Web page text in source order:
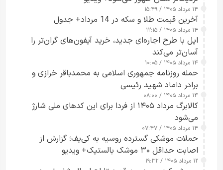
۱۴ مرداد ۱۴۰۵ / ۱۵:۴۹
آخرین قیمت طلا و سکه در 14 مرداد+ جدول
۱۴ مرداد ۱۴۰۵ / ۱۲:۱۵
اپل با طرح اجاره‌ای جدید، خرید آیفون‌های گران‌تر را
آسان‌تر می‌کند
۱۴ مرداد ۱۴۰۵ / ۱۰:۰۵
حمله روزنامه جمهوری اسلامی به محمدباقر خرازی و
برادر داماد شهید رئیسی
۱۴ مرداد ۱۴۰۵ / ۰۸:۰۰
کالابرگ مرداد ۱۴۰۵ از فردا برای این کدهای ملی شارژ
می‌شود
۱۴ مرداد ۱۴۰۵ / ۰۷:۴۷
حملات موشکی گسترده روسیه به کی‌یف؛ گزارش از
اصابت حداقل ۳۰ موشک بالستیک+ ویدیو
۱۲ مرداد ۱۴۰۵ / ۱۹:۳۲